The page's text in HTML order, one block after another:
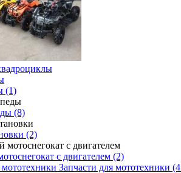
(1)
(8)
(2)
с двигателем (2)
Запчасти для мототехники